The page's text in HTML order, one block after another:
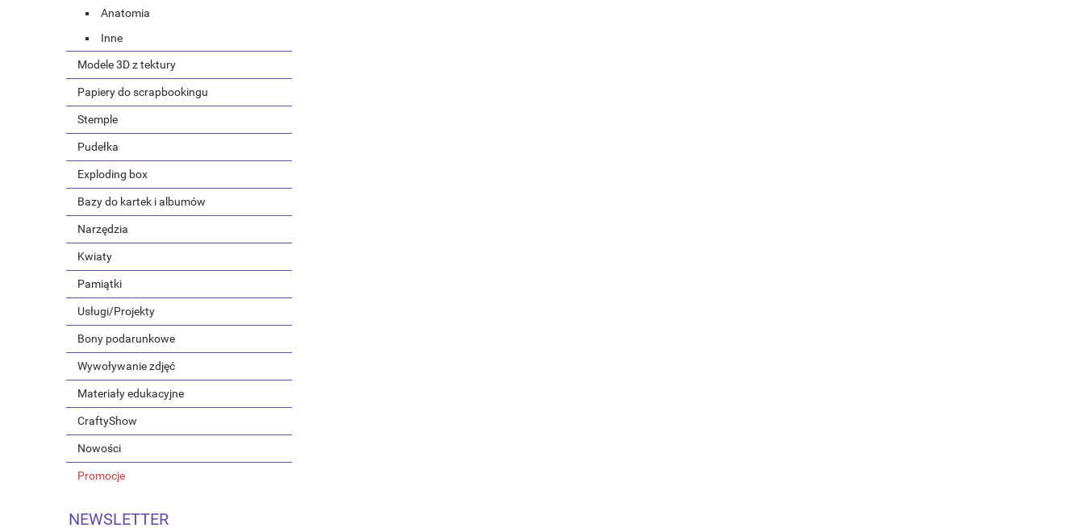
Anatomia
Inne
Modele 3D z tektury
Papiery do scrapbookingu
Stemple
Pudełka
Exploding box
Bazy do kartek i albumów
Narzędzia
Kwiaty
Pamiątki
Usługi/Projekty
Bony podarunkowe
Wywoływanie zdjęć
Materiały edukacyjne
CraftyShow
Nowości
Promocje
NEWSLETTER